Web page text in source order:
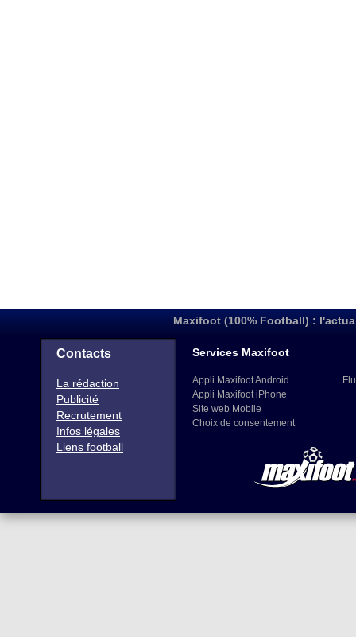
Maxifoot (100% Football) :
Contacts
La rédaction
Publicité
Recrutement
Infos légales
Liens football
Services Maxifoot
Appli Maxifoot Android
Appli Maxifoot iPhone
Site web Mobile
Choix de consentement